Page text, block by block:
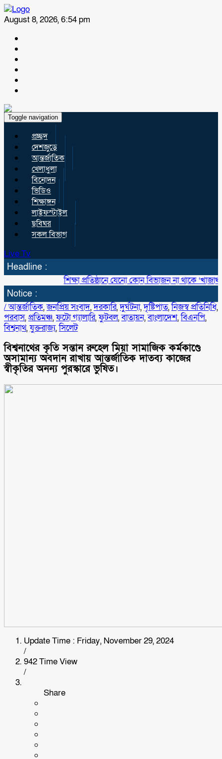
August 8, 2026, 6:54 pm
Toggle navigation
প্রচ্ছদ
দেশজুড়ে
আন্তর্জাতিক
খেলাধুলা
বিনোদন
ভিডিও
শিক্ষাঙ্গন
লাইফস্টাইল
ছবিঘর
সকল বিভাগ
Live Tv
Headline :
শিক্ষা প্রতিষ্ঠানে যেনো কোন বিভাজন না থাকে ‘খাজাঞ্চী
Notice :
/আন্তর্জাতিক,জনপ্রিয় সংবাদ,দরকারি,দুর্ঘটনা,দৃষ্টিপাত,নিজস্ব প্রতিনিধি,
পরবাস,প্রতিমঞ্চ,ফটো গ্যালারি,ফুটবল,বাতায়ন,বাংলাদেশ,বিএনপি,
বিশ্বনাথ,যুক্তরাজ্য,সিলেট
বিশ্বনাথের কৃতি সন্তান রুহেল মিয়া সামাজিক কর্মকাণ্ডে
অসামান্য অবদান রাখায় আন্তর্জাতিক দাতব্য কাজের
স্বীকৃতির অনন্য পুরস্কারে ভুষিত।
Update Time : Friday, November 29, 2024
/
942 Time View
/
Share